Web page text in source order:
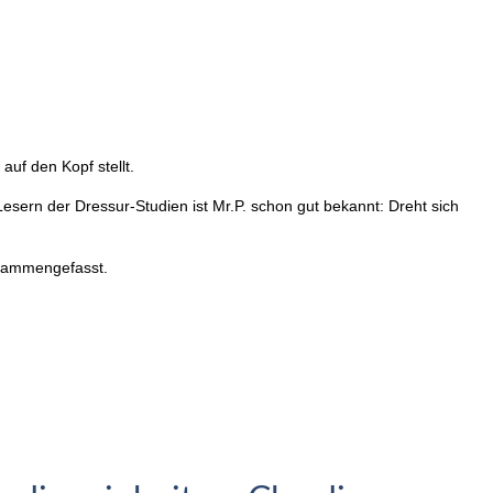
den Kopf stellt.
der Dressur-Studien ist Mr.P. schon gut bekannt: Dreht sich